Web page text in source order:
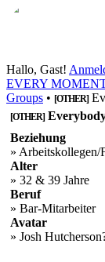
Hallo, Gast!
EVERY
Groups • [OTHER]
[OTHER]
Beziehung
» Arbeitskollegen/
Alter
» 32 & 39 Jahre
Beruf
» Bar-Mitarbeiter
Avatar
» Josh